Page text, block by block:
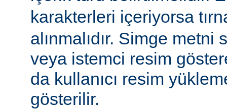
karakterleri içeriyorsa
alınmalıdır. Simge metni
veya istemci resim
da kullanıcı resim
gösterilir.